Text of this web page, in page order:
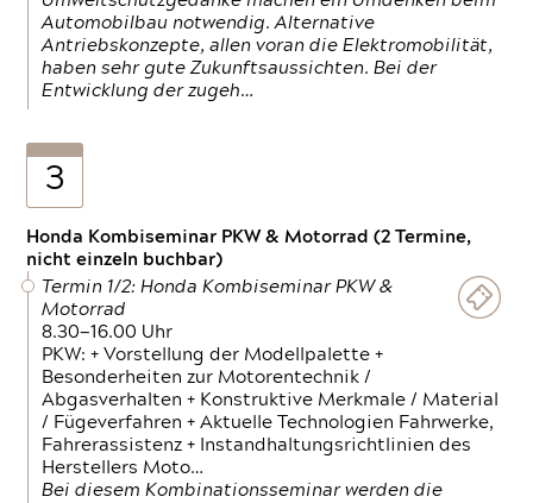
Automobilbau notwendig. Alternative
Antriebskonzepte, allen voran die Elektromobilität,
haben sehr gute Zukunftsaussichten. Bei der
Entwicklung der zugeh…
3
Honda Kombiseminar PKW & Motorrad (2 Termine,
nicht einzeln buchbar)
Termin 1/2: Honda Kombiseminar PKW &
Motorrad
8.30—16.00 Uhr
PKW: + Vorstellung der Modellpalette +
Besonderheiten zur Motorentechnik /
Abgasverhalten + Konstruktive Merkmale / Material
/ Fügeverfahren + Aktuelle Technologien Fahrwerke,
Fahrerassistenz + Instandhaltungsrichtlinien des
Herstellers Moto…
Bei diesem Kombinationsseminar werden die